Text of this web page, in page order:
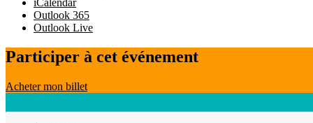
Outlook 365
Outlook Live
Participer à cet événement
Acheter mon billet